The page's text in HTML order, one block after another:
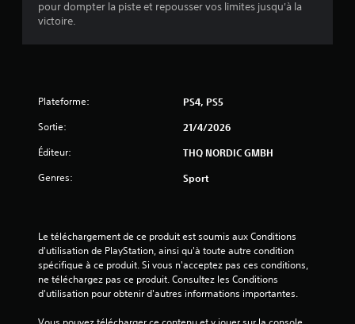
pour dompter la piste et repousser vos limites jusqu'à la
victoire.
Plateforme: PS4, PS5
Sortie: 21/4/2026
Éditeur: THQ NORDIC GMBH
Genres: Sport
Le téléchargement de ce produit est soumis aux Conditions
d'utilisation de PlayStation, ainsi qu'à toute autre condition
spécifique à ce produit. Si vous n'acceptez pas ces conditions,
ne téléchargez pas ce produit. Consultez les Conditions
d'utilisation pour obtenir d'autres informations importantes.